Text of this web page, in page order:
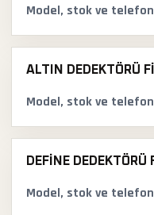
Model, stok ve
ALTIN DEDEKTÖRÜ
Model, stok ve
DEFINE DEDEKTÖRÜ
Model, stok ve